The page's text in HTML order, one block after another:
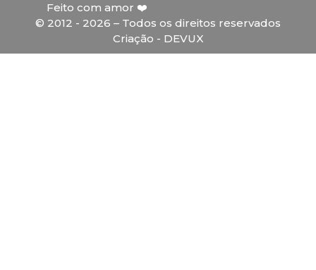
Feito com amor ❤️
© 2012 - 2026 – Todos os direitos reservados
Criação - DEVUX